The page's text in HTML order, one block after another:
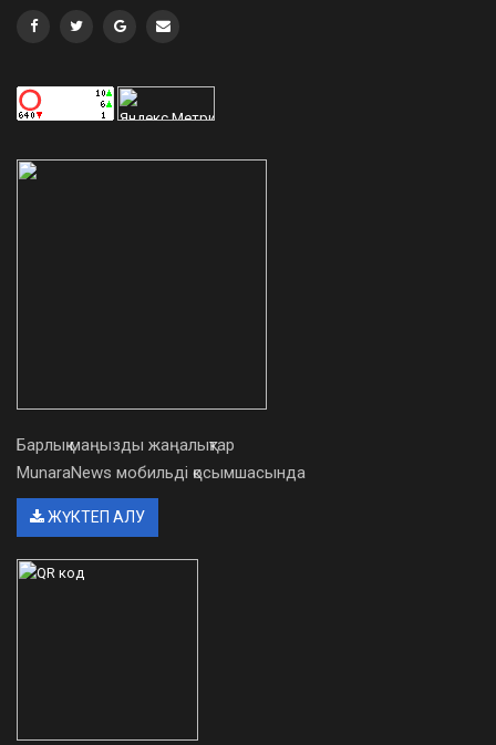
Барлық маңызды жаңалықтар
MunaraNews мобильді қосымшасында
ЖҮКТЕП АЛУ